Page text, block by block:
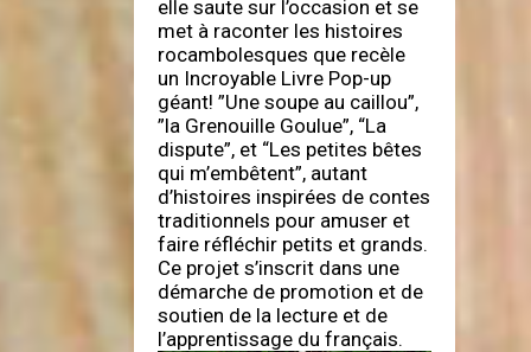
elle saute sur l’occasion et se
met à raconter les histoires
rocambolesques que recèle
un Incroyable Livre Pop-up
géant! ”Une soupe au caillou”,
”la Grenouille Goulue”, “La
dispute”, et “Les petites bêtes
qui m’embêtent”, autant
d’histoires inspirées de contes
traditionnels pour amuser et
faire réfléchir petits et grands.
Ce projet s’inscrit dans une
démarche de promotion et de
soutien de la lecture et de
l’apprentissage du français.